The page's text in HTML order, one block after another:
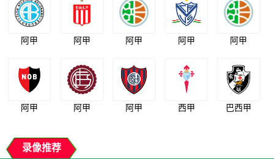
阿甲 阿甲 阿甲 阿甲 阿甲
阿甲 阿甲 阿甲 西甲 巴西甲
录像推荐